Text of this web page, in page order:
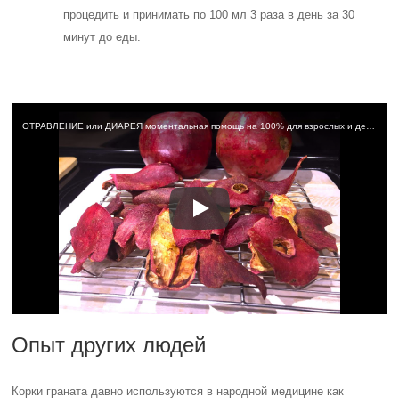
процедить и принимать по 100 мл 3 раза в день за 30
минут до еды.
Опыт других людей
Корки граната давно используются в народной медицине как